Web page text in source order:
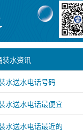
水资讯
水送水电话号码
水送水电话最便宜
水送水电话最近的